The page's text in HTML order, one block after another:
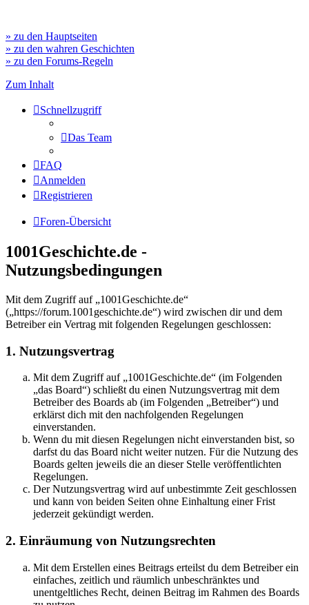
» zu den Hauptseiten
» zu den wahren Geschichten
» zu den Forums-Regeln
Zum Inhalt
Schnellzugriff
Das Team
FAQ
Anmelden
Registrieren
Foren-Übersicht
1001Geschichte.de -
Nutzungsbedingungen
Mit dem Zugriff auf „1001Geschichte.de“
(„https://forum.1001geschichte.de“) wird zwischen dir und dem
Betreiber ein Vertrag mit folgenden Regelungen geschlossen:
1. Nutzungsvertrag
Mit dem Zugriff auf „1001Geschichte.de“ (im Folgenden
„das Board“) schließt du einen Nutzungsvertrag mit dem
Betreiber des Boards ab (im Folgenden „Betreiber“) und
erklärst dich mit den nachfolgenden Regelungen
einverstanden.
Wenn du mit diesen Regelungen nicht einverstanden bist, so
darfst du das Board nicht weiter nutzen. Für die Nutzung des
Boards gelten jeweils die an dieser Stelle veröffentlichten
Regelungen.
Der Nutzungsvertrag wird auf unbestimmte Zeit geschlossen
und kann von beiden Seiten ohne Einhaltung einer Frist
jederzeit gekündigt werden.
2. Einräumung von Nutzungsrechten
Mit dem Erstellen eines Beitrags erteilst du dem Betreiber ein
einfaches, zeitlich und räumlich unbeschränktes und
unentgeltliches Recht, deinen Beitrag im Rahmen des Boards